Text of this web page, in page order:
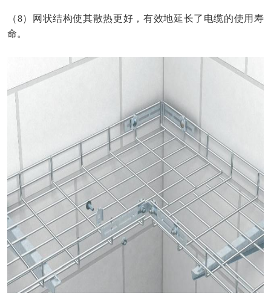
（8）网状结构使其散热更好，有效地延长了电缆的使用寿
命。